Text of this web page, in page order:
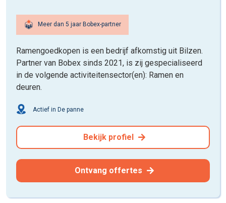
Meer dan 5 jaar Bobex-partner
Ramengoedkopen is een bedrijf afkomstig uit Bilzen.
Partner van Bobex sinds 2021, is zij gespecialiseerd
in de volgende activiteitensector(en): Ramen en
deuren.
Actief in De panne
Bekijk profiel
Ontvang offertes